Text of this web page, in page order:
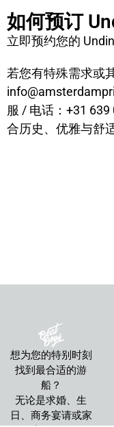
如何预订
立即预约您的
若您有特殊需求或
服 / 电话：+31
合历史、优雅与舒
想为您的特别时刻
找到最合适的游
船？
无论是求婚、生
日、商务宴请或家